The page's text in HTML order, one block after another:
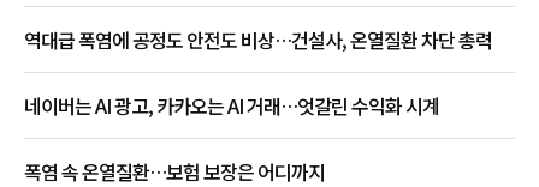
역대급 폭염에 공정도 안전도 비상…건설사, 온열질환 차단 총력
네이버는 AI 광고, 카카오는 AI 거래…엇갈린 수익화 시계
폭염 속 온열질환…보험 보장은 어디까지